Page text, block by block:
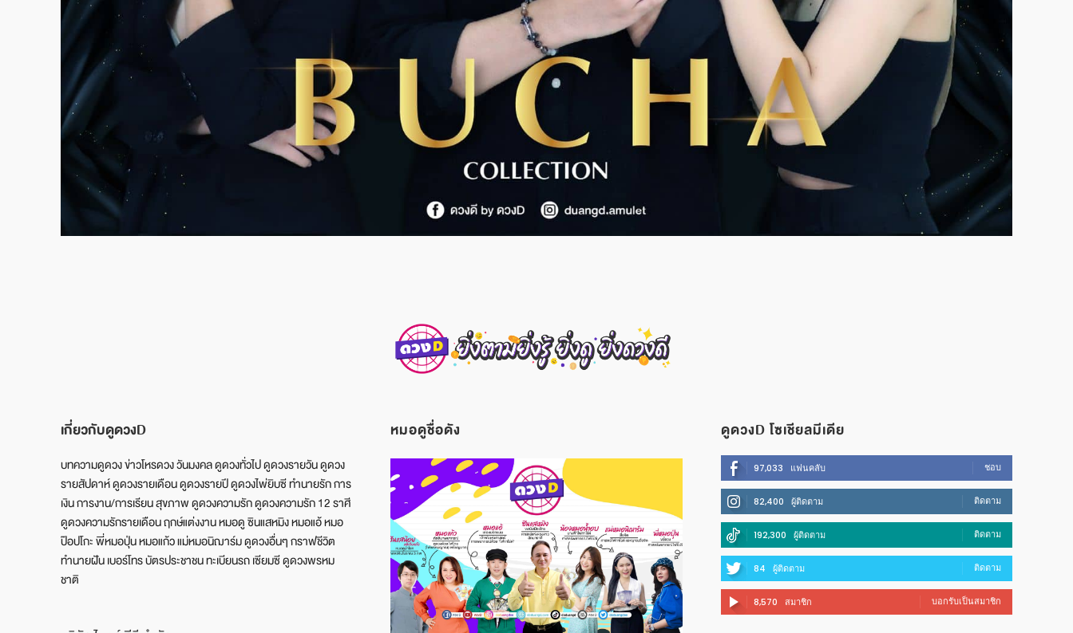
เกี่ยวกับดูดวงD
บทความดูดวง ข่าวโหรดวง วันมงคล ดูดวงทั่วไป ดูดวงรายวัน ดูดวง
รายสัปดาห์ ดูดวงรายเดือน ดูดวงรายปี ดูดวงไพ่ยิบซี ทำนายรัก การ
เงิน การงาน/การเรียน สุขภาพ ดูดวงความรัก ดูดวงความรัก 12 ราศี
ดูดวงความรักรายเดือน ฤกษ์แต่งงาน หมอดู ซินแสหมิง หมอแอ้ หมอ
ป๊อปโกะ พี่หมอปุ่น หมอแก้ว แม่หมอนิฌาร์ม ดูดวงอื่นๆ กราฟชีวิต
ทำนายฝัน เบอร์โทร บัตรประชาชน ทะเบียนรถ เซียมซี ดูดวงพรหม
ชาติ
หมอดูชื่อดัง ดูดวงD โซเชียลมีเดีย
97,033 แฟนคลับ ชอบ
82,400 ผู้ติดตาม ติดตาม
192,300 ผู้ติดตาม ติดตาม
84 ผู้ติดตาม ติดตาม
8,570 สมาชิก บอกรับเป็นสมาชิก